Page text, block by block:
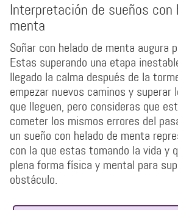
Interpretación de sueños con
menta
Soñar con helado de menta augura
Estas superando una etapa
llegado la calma después de la
empezar nuevos caminos y superar
que lleguen, pero consideras que
cometer los mismos errores del
un sueño con helado de menta
con la que estas tomando la vida y
plena forma física y mental para
obstáculo.